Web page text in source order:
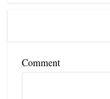
Comment